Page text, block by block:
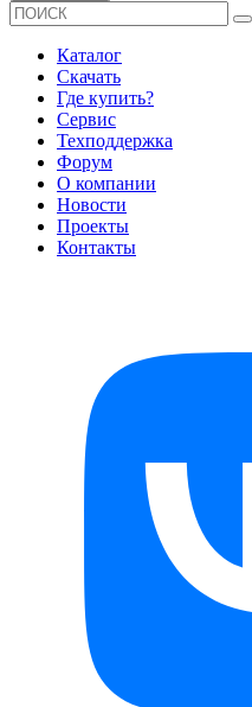
Каталог
Скачать
Где купить?
Сервис
Техподдержка
Форум
О компании
Новости
Проекты
Контакты